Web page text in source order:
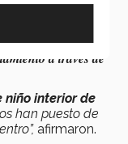
propio
en
a través de
niño interior de
han puesto de
afirmaron.